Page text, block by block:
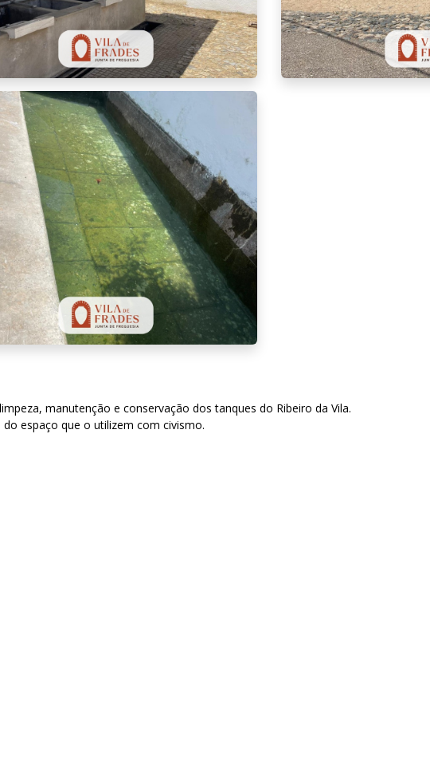
manutenção e conservação dos tanques do Ribeiro da Vila.
espaço que o utilizem com civismo.